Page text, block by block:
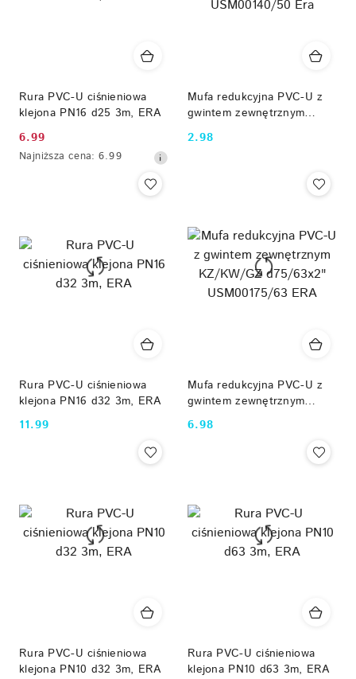
Rura PVC-U ciśnieniowa
klejona PN16 d25 3m, ERA
Cena
promocyjna:
6.99
Najniższa
obniżką
Najniższa cena: 6.99
Mufa redukcyjna PVC-U z
gwintem zewnętrznym
KZ/KW/GZ d40/50x1½"
USM00140/50 Era
Cena:
2.98
Rura PVC-U ciśnieniowa
klejona PN16 d32 3m, ERA
Cena:
11.99
Mufa redukcyjna PVC-U z
gwintem zewnętrznym
KZ/KW/GZ d75/63x2"
USM00175/63 ERA
Cena:
6.98
Rura PVC-U ciśnieniowa
klejona PN10 d32 3m, ERA
Rura PVC-U ciśnieniowa
klejona PN10 d63 3m, ERA